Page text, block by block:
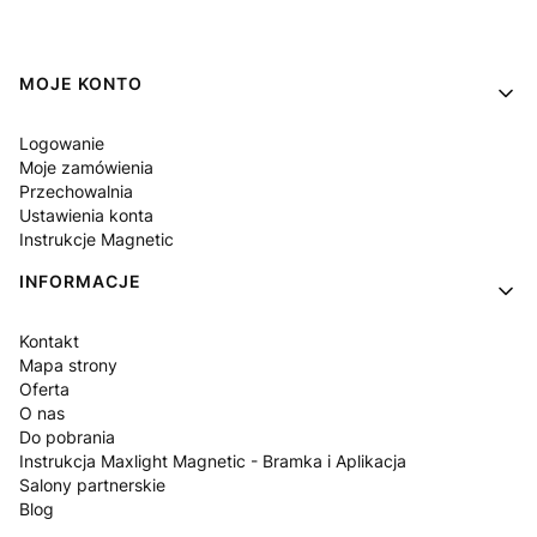
Linki w stopce
MOJE KONTO
Logowanie
Moje zamówienia
Przechowalnia
Ustawienia konta
Instrukcje Magnetic
INFORMACJE
Kontakt
Mapa strony
Oferta
O nas
Do pobrania
Instrukcja Maxlight Magnetic - Bramka i Aplikacja
Salony partnerskie
Blog